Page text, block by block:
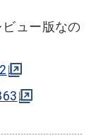
ュー版なの